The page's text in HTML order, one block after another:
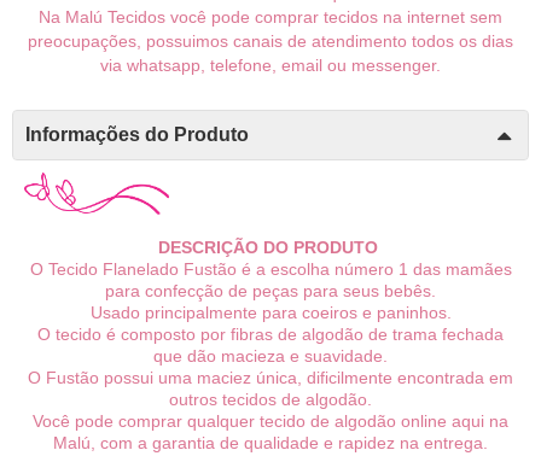
Na Malú Tecidos você pode comprar tecidos na internet sem
preocupações, possuimos canais de atendimento todos os dias
via whatsapp, telefone, email ou messenger.
Informações do Produto
DESCRIÇÃO DO PRODUTO
O Tecido Flanelado Fustão é a escolha número 1 das mamães
para confecção de peças para seus bebês.
Usado principalmente para coeiros e paninhos.
O tecido é composto por fibras de algodão de trama fechada
que dão macieza e suavidade.
O Fustão possui uma maciez única, dificilmente encontrada em
outros tecidos de algodão.
Você pode comprar qualquer tecido de algodão online aqui na
Malú, com a garantia de qualidade e rapidez na entrega.